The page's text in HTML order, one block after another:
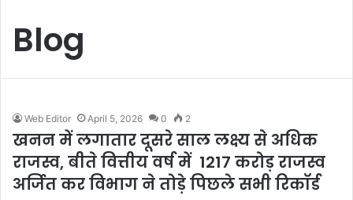
Blog
Web Editor April 5, 2026 0 2
खनन में लगातार दूसरे साल लक्ष्य से अधिक
राजस्व, बीते वित्तीय वर्ष में 1217 करोड़ राजस्व
अर्जित कर विभाग ने तोड़े पिछले सभी रिकॉर्ड